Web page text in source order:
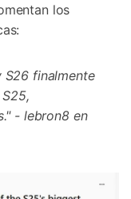
los
S26 finalmente
- lebron8 en